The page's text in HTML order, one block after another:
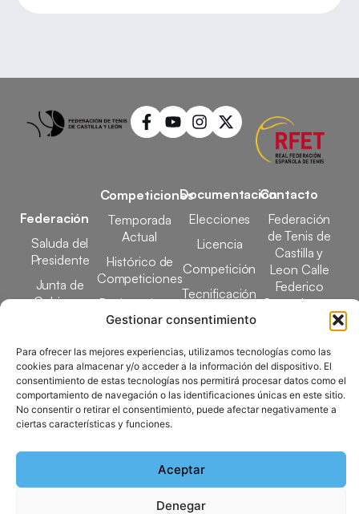
Gestionar consentimiento
Para ofrecer las mejores experiencias, utilizamos tecnologías como las
cookies para almacenar y/o acceder a la información del dispositivo. El
consentimiento de estas tecnologías nos permitirá procesar datos como el
comportamiento de navegación o las identificaciones únicas en este sitio.
No consentir o retirar el consentimiento, puede afectar negativamente a
ciertas características y funciones.
Aceptar
Denegar
Federación
Saluda del
Presidente
Junta de
Gobierno
Elecciones
Clubes
Federados
Competiciones
Temporada
Actual
Histórico de
Competiciones
Designaciones
Arbitrales
Documentación
Elecciones
Licencia
Competición
Tecnificación
Docencia
Contacto
Federación
de Tenis de
Castilla y
Leon Calle
Federico
García Lorca,
983 24 94 26
Copyright © 2025 Federación de Tenis de Castilla y León |
Desarrollado porTOOOLS